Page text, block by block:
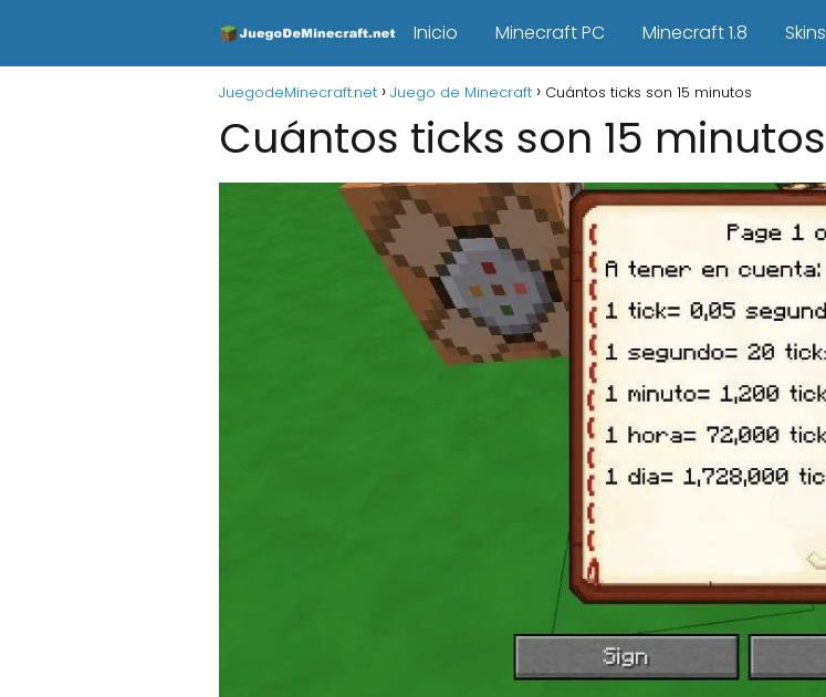
Inicio Minecraft PC Minecraft 1.8 Skins
JuegodeMinecraft.net Juego de Minecraft Cuántos ticks son 15 minutos
Cuántos ticks son 15 minutos